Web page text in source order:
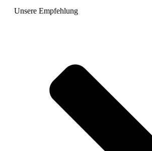
Unsere Empfehlung